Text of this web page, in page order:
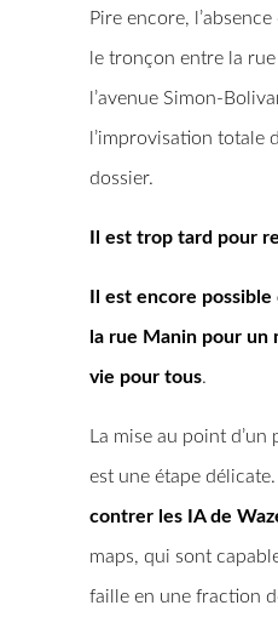
Pire encore,
le tronçon entre la
l’avenue Simon-
l’improvisation totale
dossier.
Il est trop tard pour
Il est encore
la rue Manin pour un
vie pour tous.
La mise au point
est une étape
contrer les IA de
maps, qui sont
faille en une fraction